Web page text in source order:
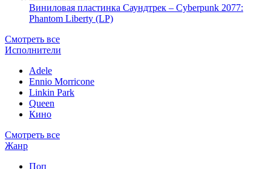
Виниловая пластинка Саундтрек – Cyberpunk 2077:
Phantom Liberty (LP)
Смотреть все
Исполнители
Adele
Ennio Morricone
Linkin Park
Queen
Кино
Смотреть все
Жанр
Поп